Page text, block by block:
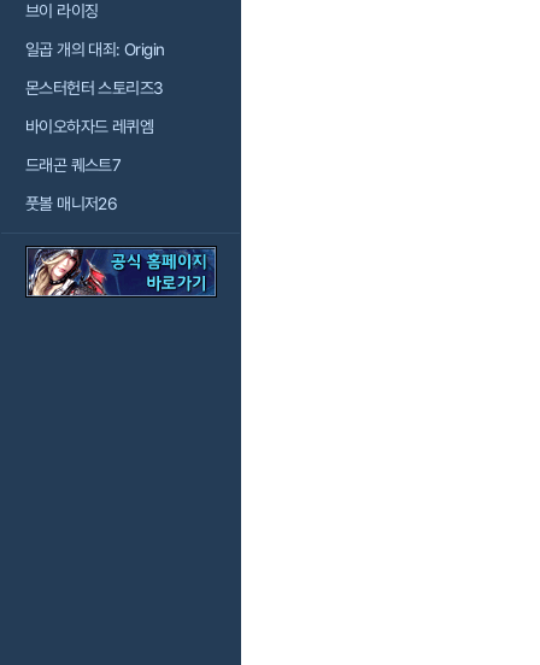
브이 라이징
일곱 개의 대죄: Origin
몬스터헌터 스토리즈3
바이오하자드 레퀴엠
드래곤 퀘스트7
풋볼 매니저26